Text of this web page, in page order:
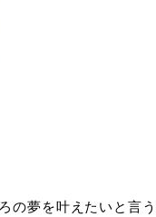
の夢を叶えたいと言